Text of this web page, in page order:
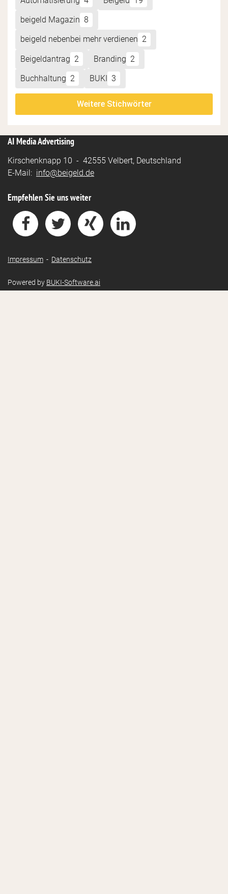
beigeld Magazin 8
beigeld nebenbei mehr verdienen 2
Beigeldantrag 2 Branding 2
Buchhaltung 2 BUKI 3
Weitere Stichwörter
AI Media Advertising
Kirschenknapp 10 - 42555 Velbert, Deutschland
E-Mail: info@beigeld.de
Empfehlen Sie uns weiter
Impressum - Datenschutz
Powered by BUKI-Software.ai